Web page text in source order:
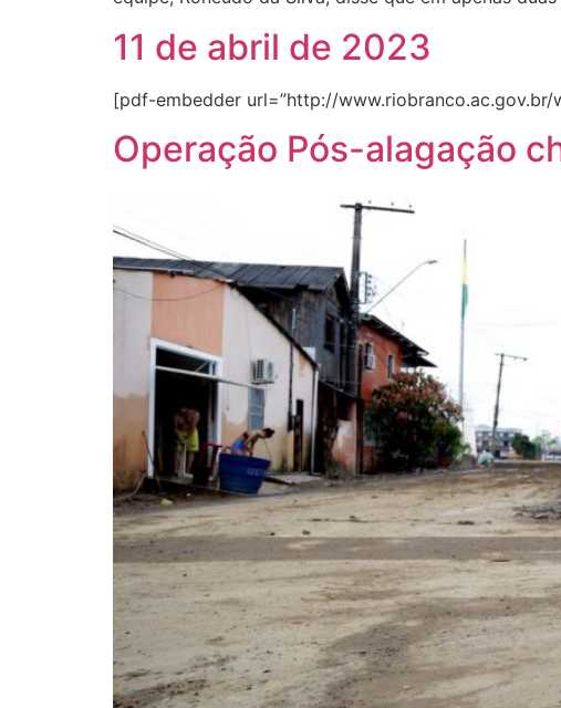
11 de abril de 2023
[pdf-embedder url=”http://
Operação Pós-alagação